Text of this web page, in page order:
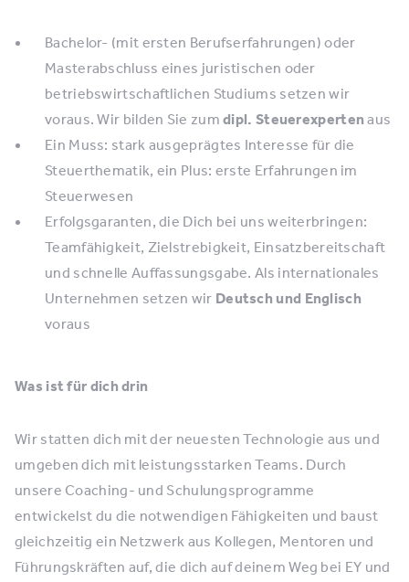
Bachelor- (mit ersten Berufserfahrungen) oder
Masterabschluss eines juristischen oder
betriebswirtschaftlichen Studiums setzen wir
voraus. Wir bilden Sie zumdipl. Steuerexperten aus
Ein Muss: stark ausgeprägtes Interesse für die
Steuerthematik, ein Plus: erste Erfahrungen im
Steuerwesen
Erfolgsgaranten, die Dich bei uns weiterbringen:
Teamfähigkeit, Zielstrebigkeit, Einsatzbereitschaft
und schnelle Auffassungsgabe. Als internationales
Unternehmen setzen wir Deutsch und Englisch
voraus
Was ist für dich drin
Wir statten dich mit der neuesten Technologie aus und
umgeben dich mit leistungsstarken Teams. Durch
unsere Coaching- und Schulungsprogramme
entwickelst du die notwendigen Fähigkeiten und baust
gleichzeitig ein Netzwerk aus Kollegen, Mentoren und
Führungskräften auf, die dich auf deinem Weg bei EY und